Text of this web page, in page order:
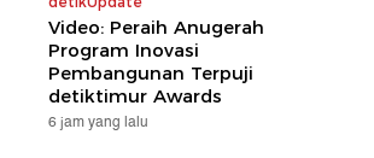
Video: Peraih Anugerah
Program Inovasi
Pembangunan Terpuji
detiktimur Awards
6 jam yang lalu